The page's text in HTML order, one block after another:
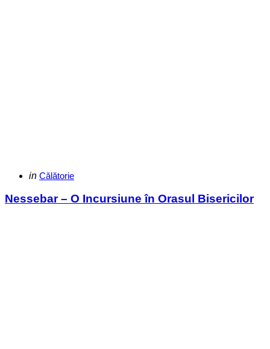
Categories
Posted
in Călătorie
Nessebar – O Incursiune în Orasul Bisericilor